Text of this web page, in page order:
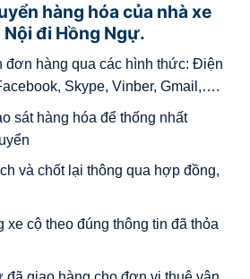
hàng hóa của nhà xe
đi Hồng Ngự.
đơn hàng qua các hình thức: Điện
Skype, Vinber, Gmail,….
sát hàng hóa để thống nhất
và chốt lại thông qua hợp đồng,
xe cộ theo đúng thông tin đã thỏa